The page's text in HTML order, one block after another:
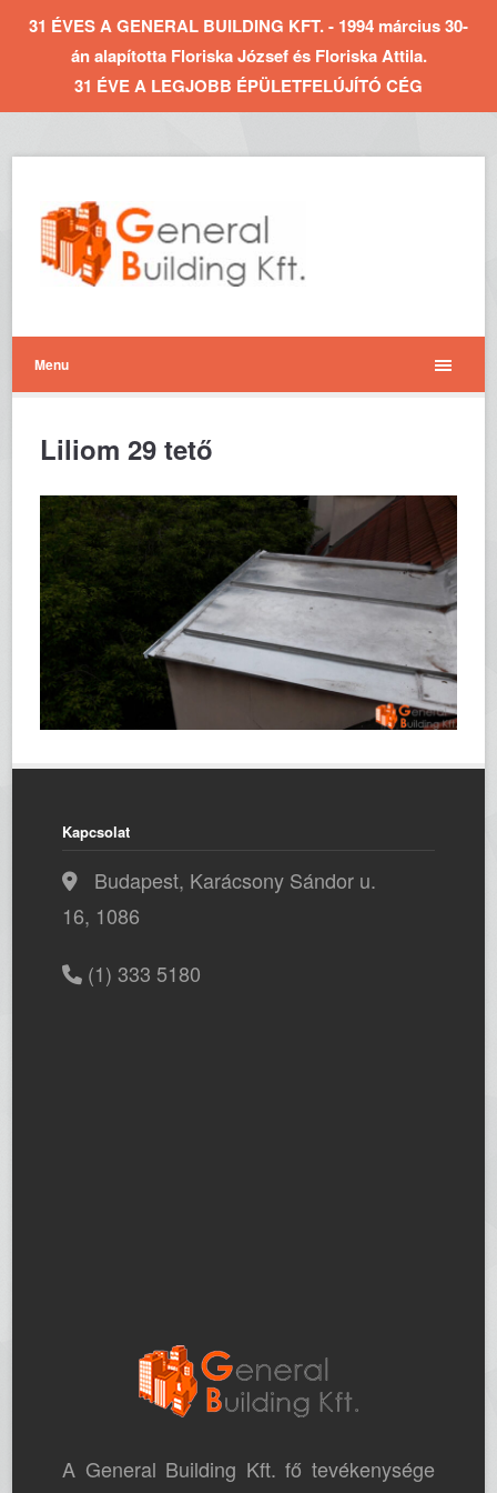
31 ÉVES A GENERAL BUILDING KFT. - 1994 március 30-
án alapította Floriska József és Floriska Attila.
31 ÉVE A LEGJOBB ÉPÜLETFELÚJÍTÓ CÉG
Menu
Liliom 29 tető
Kapcsolat
Budapest, Karácsony Sándor u.
16, 1086
(1) 333 5180
A General Building Kft. fő tevékenysége